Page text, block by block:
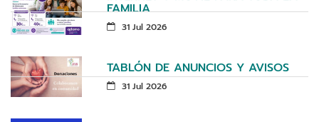
FAMILIA
31 Jul 2026
TABLÓN DE ANUNCIOS Y AVISOS
31 Jul 2026